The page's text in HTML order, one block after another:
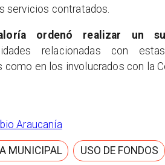
servicios contratados.
ordenó realizar un
relacionadas con
como en los involucrados con la
Araucanía
MUNICIPAL USO DE FONDOS